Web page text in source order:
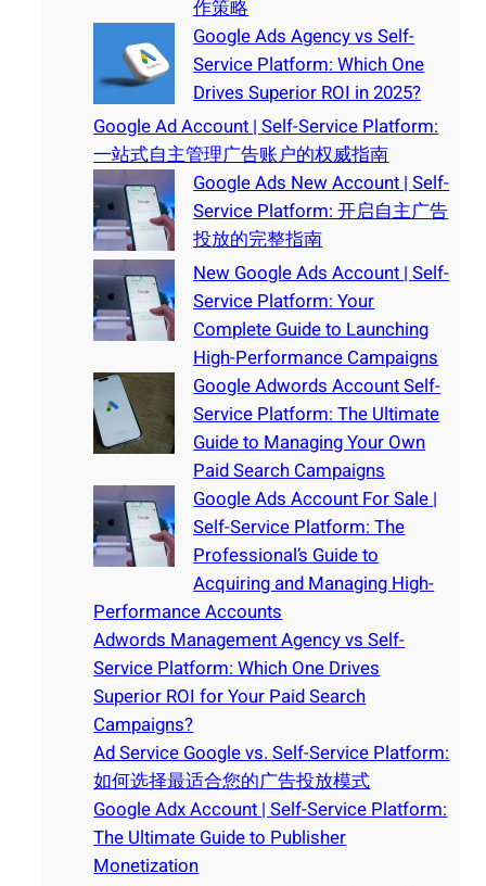
作策略
Google Ads Agency vs Self-
Service Platform: Which One
Drives Superior ROI in 2025?
Google Ad Account | Self-Service Platform:
一站式自主管理广告账户的权威指南
Google Ads New Account | Self-
Service Platform: 开启自主广告
投放的完整指南
New Google Ads Account | Self-
Service Platform: Your
Complete Guide to Launching
High-Performance Campaigns
Google Adwords Account Self-
Service Platform: The Ultimate
Guide to Managing Your Own
Paid Search Campaigns
Google Ads Account For Sale |
Self-Service Platform: The
Professional’s Guide to
Acquiring and Managing High-
Performance Accounts
Adwords Management Agency vs Self-
Service Platform: Which One Drives
Superior ROI for Your Paid Search
Campaigns?
Ad Service Google vs. Self-Service Platform:
如何选择最适合您的广告投放模式
Google Adx Account | Self-Service Platform:
The Ultimate Guide to Publisher
Monetization